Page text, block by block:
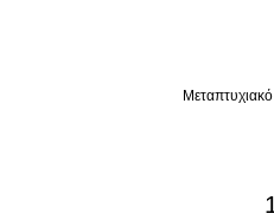
Μεταπτυχιακό